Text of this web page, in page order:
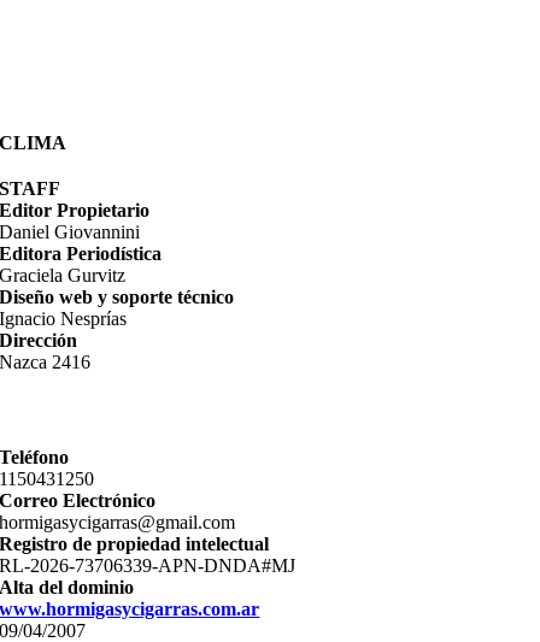
CLIMA
STAFF
Editor Propietario
Daniel Giovannini
Editora Periodística
Graciela Gurvitz
Diseño web y soporte técnico
Ignacio Nesprías
Dirección
Nazca 2416
Teléfono
11­50431250
Correo Electrónico
hormigasycigarras@gmail.com
Registro de propiedad intelectual
RL-2026-73706339-APN-DNDA#MJ
Alta del dominio
www.hormigasycigarras.com.ar
09/04/2007